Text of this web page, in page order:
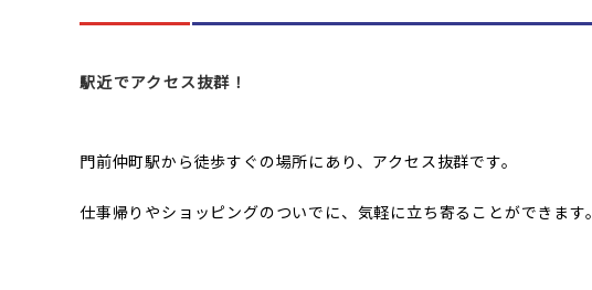
駅近でアクセス抜群！
門前仲町駅から徒歩すぐの場所にあり、アクセス抜群です。
仕事帰りやショッピングのついでに、気軽に立ち寄ることができます。